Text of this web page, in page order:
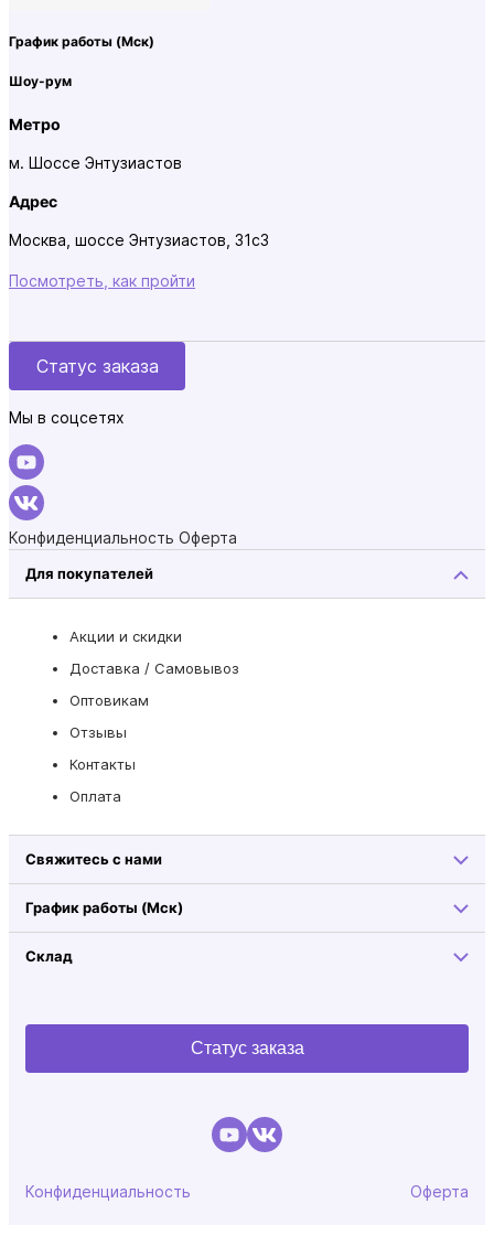
График работы (Мск)
Шоу-рум
Метро
м. Шоссе Энтузиастов
Адрес
Москва, шоссе Энтузиастов, 31с3
Посмотреть, как пройти
Статус заказа
Мы в соцсетях
Конфиденциальность Оферта
Для покупателей
Акции и скидки
Доставка / Самовывоз
Оптовикам
Отзывы
Контакты
Оплата
Свяжитесь с нами
График работы (Мск)
Склад
Статус заказа
Конфиденциальность Оферта